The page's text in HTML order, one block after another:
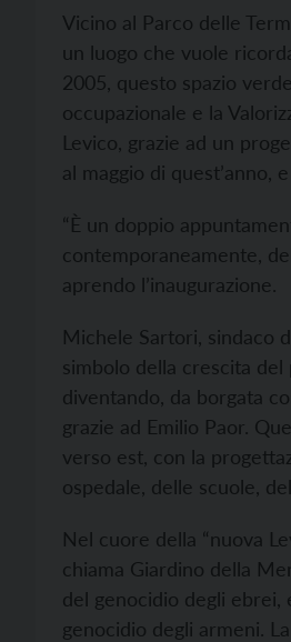
Vicino al Parco delle
un luogo che vuole
2005, questo spazio
occupazionale e la
Levico, grazie ad un
al maggio di
“È un doppio
contemporaneamente,
aprendo l’inaugurazione.
Michele Sartori, sindaco
simbolo della crescita
diventando, da borgata
grazie ad Emilio Paor.
verso est, con la
ospedale, delle scuole,
Nel cuore della “nuova
chiama Giardino della
del genocidio degli ebrei,
genocidio degli armeni.